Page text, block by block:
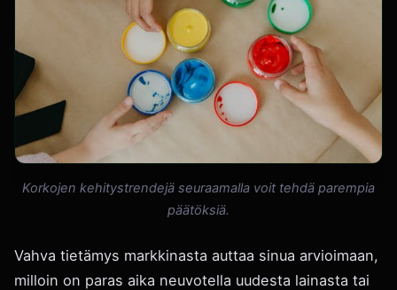
Korkojen kehitystrendejä seuraamalla voit tehdä parempia
päätöksiä.
Vahva tietämys markkinasta auttaa sinua arvioimaan,
milloin on paras aika neuvotella uudesta lainasta tai